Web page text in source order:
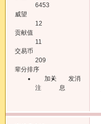
6453
威望
12
贡献值
11
交易币
209
辈分排序
加关
注
发消
息